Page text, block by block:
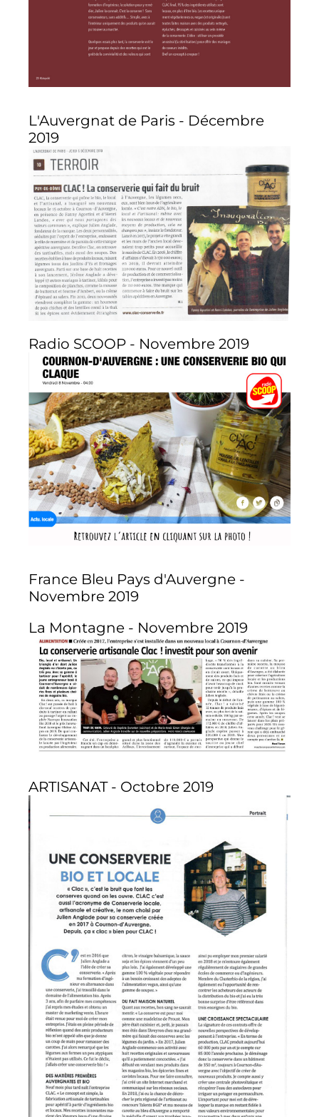
L'Auvergnat de Paris - Décembre
2019
Radio SCOOP - Novembre 2019
France Bleu Pays d'Auvergne -
Novembre 2019
La Montagne - Novembre 2019
ARTISANAT - Octobre 2019